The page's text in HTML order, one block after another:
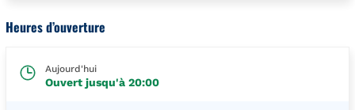
Heures d’ouverture
Aujourd'hui
Ouvert jusqu'à 20:00